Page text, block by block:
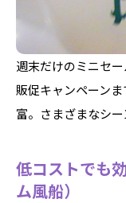
週末だけのミニセ
販促キャンペーン
富。さまざまなシー
低コストでも
ム風船）